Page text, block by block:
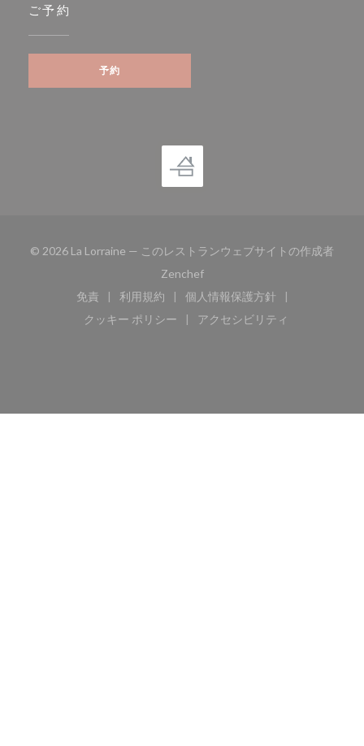
ご予約
予約
© 2026 La Lorraine — このレストランウェブサイトの作成者
Zenchef((新しいウィンドウで開きます))
免責
((新しいウィンドウで開きます))
利用規約
((新しいウィンドウで開きます))
個人情報保護方針
((新しいウィンドウで開
クッキー ポリシー
((新しいウィンドウで開きます))
アクセシビリティ
((新しいウィンドウで